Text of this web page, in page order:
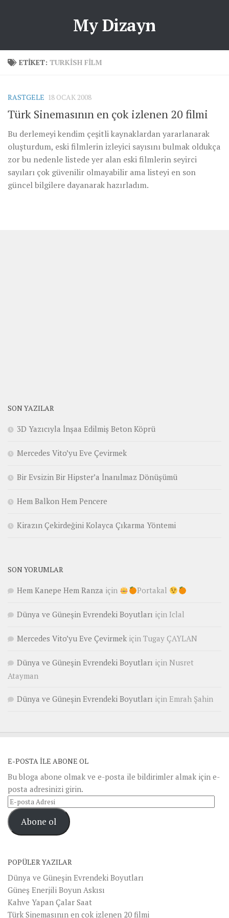
My Dizayn
ETIKET: TURKISH FILM
RASTGELE 18 OCAK 2008
Türk Sinemasının en çok izlenen 20 filmi
Bu derlemeyi kendim çeşitli kaynaklardan yararlanarak
oluşturdum, eski filmlerin izleyici sayısını bulmak oldukça
zor bu nedenle listede yer alan eski filmlerin seyirci
sayıları çok güvenilir olmayabilir ama listeyi en son
güncel bilgilere dayanarak hazırladım.
SON YAZILAR
3D Yazıcıyla İnşaa Edilmiş Beton Köprü
Mercedes Vito’yu Eve Çevirmek
Bir Evsizin Bir Hipster’a İnanılmaz Dönüşümü
Hem Balkon Hem Pencere
Kirazın Çekirdeğini Kolayca Çıkarma Yöntemi
SON YORUMLAR
Hem Kanepe Hem Ranza için Portakal
Dünya ve Güneşin Evrendeki Boyutları için Iclal
Mercedes Vito’yu Eve Çevirmek için Tugay ÇAYLAN
Dünya ve Güneşin Evrendeki Boyutları için Nusret
Atayman
Dünya ve Güneşin Evrendeki Boyutları için Emrah Şahin
E-POSTA ILE ABONE OL
Bu bloga abone olmak ve e-posta ile bildirimler almak için e-
posta adresinizi girin.
E-
posta
AdresiAbone ol
POPÜLER YAZILAR
Dünya ve Güneşin Evrendeki Boyutları
Güneş Enerjili Boyun Askısı
Kahve Yapan Çalar Saat
Türk Sinemasının en çok izlenen 20 filmi